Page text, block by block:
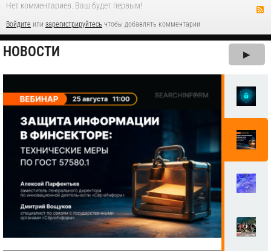
Нет комментариев. Ваш будет первым!
Войдите или зарегистрируйтесь чтобы добавлять комментарии
НОВОСТИ ▶